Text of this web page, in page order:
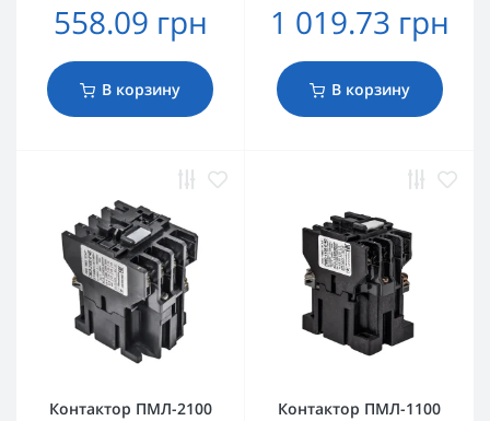
558.09 грн
В корзину
1 019.73 грн
В корзину
Контактор ПМЛ-2100
Контактор ПМЛ-1100